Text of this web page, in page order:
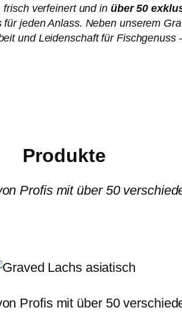
frisch verfeinert und in über 50
jeden Anlass. Neben unserem
und Leidenschaft für Fischgenuss
Produkte
Profis mit über 50
Profis mit über 50